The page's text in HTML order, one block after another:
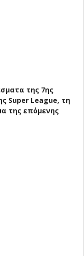
της 7ης
Super League, τη
της επόμενης